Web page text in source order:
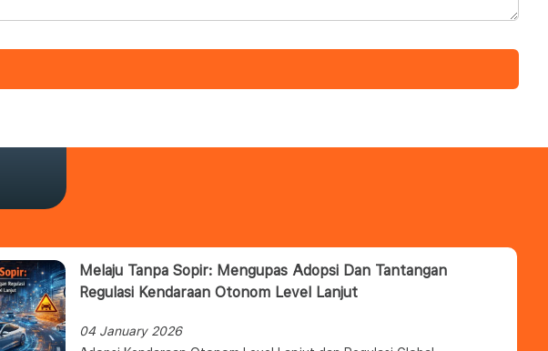
Melaju Tanpa Sopir: Mengupas Adopsi Dan Tantangan
Regulasi Kendaraan Otonom Level Lanjut
04 January 2026